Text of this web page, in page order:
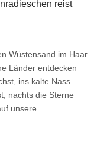
reist
Wüstensand im Haar
Länder entdecken
ins kalte Nass
nachts die Sterne
unsere